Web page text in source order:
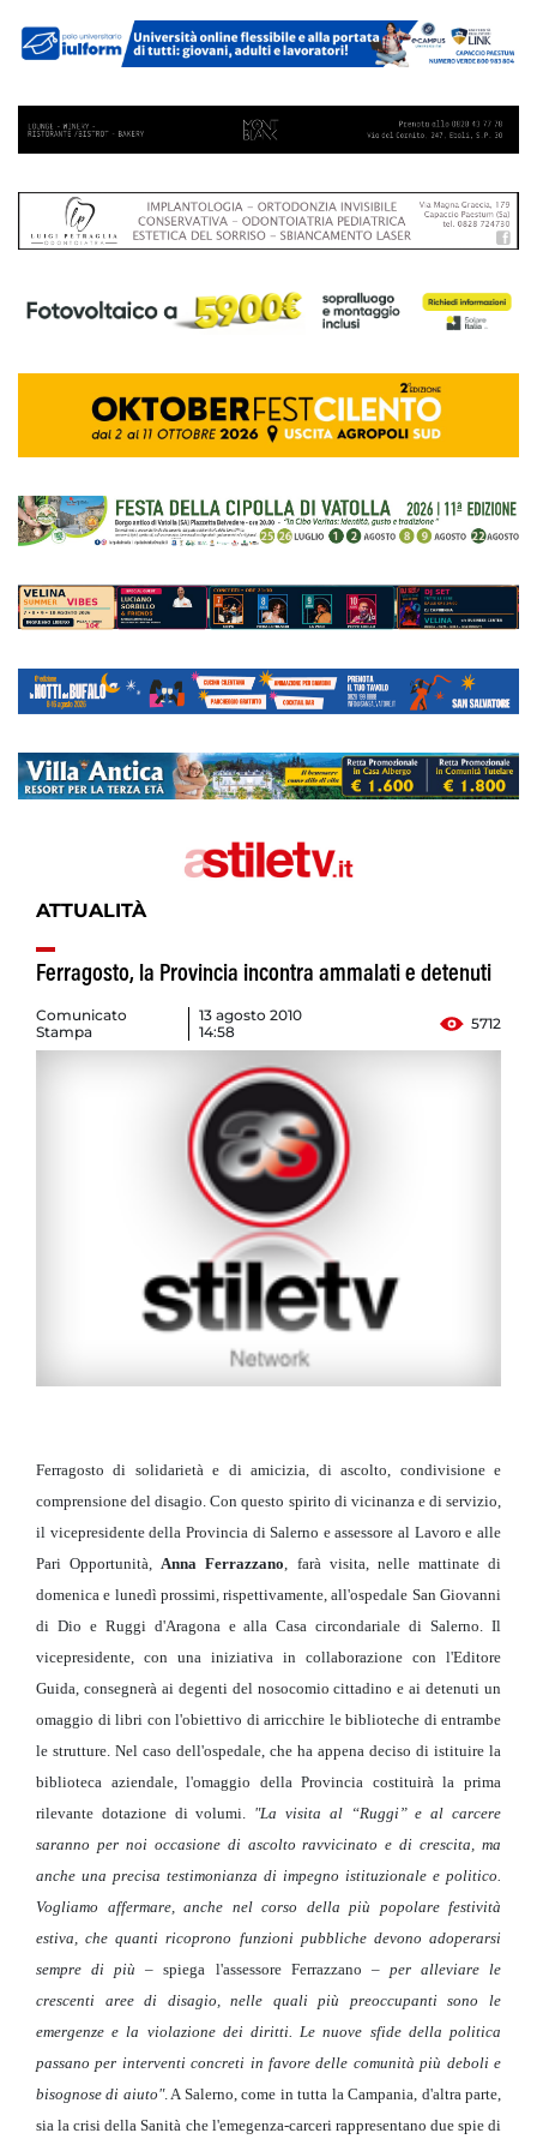
ATTUALITÀ
Ferragosto, la Provincia incontra ammalati e detenuti
Comunicato
Stampa
13 agosto 2010
14:58
5712
Ferragosto di solidarietà e di amicizia, di ascolto, condivisione e
comprensione del disagio. Con questo spirito di vicinanza e di servizio,
il vicepresidente della Provincia di Salerno e assessore al Lavoro e alle
Pari Opportunità,Anna Ferrazzano, farà visita, nelle mattinate di
domenica e lunedì prossimi, rispettivamente, all'ospedale San Giovanni
di Dio e Ruggi d'Aragona e alla Casa circondariale di Salerno. Il
vicepresidente, con una iniziativa in collaborazione con l'Editore
Guida, consegnerà ai degenti del nosocomio cittadino e ai detenuti un
omaggio di libri con l'obiettivo di arricchire le biblioteche di entrambe
le strutture. Nel caso dell'ospedale, che ha appena deciso di istituire la
biblioteca aziendale, l'omaggio della Provincia costituirà la prima
rilevante dotazione di volumi. "La visita al “Ruggi” e al carcere
saranno per noi occasione di ascolto ravvicinato e di crescita, ma
anche una precisa testimonianza di impegno istituzionale e politico.
Vogliamo affermare, anche nel corso della più popolare festività
estiva, che quanti ricoprono funzioni pubbliche devono adoperarsi
sempre di più – spiega l'assessore Ferrazzano – per alleviare le
crescenti aree di disagio, nelle quali più preoccupanti sono le
emergenze e la violazione dei diritti. Le nuove sfide della politica
passano per interventi concreti in favore delle comunità più deboli e
bisognose di aiuto". A Salerno, come in tutta la Campania, d'altra parte,
sia la crisi della Sanità che l'emegenza-carceri rappresentano due spie di